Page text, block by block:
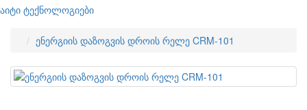
აიტი ტექნოლოგიები
ენერგიის დაზოგვის დროის რელე CRM-101